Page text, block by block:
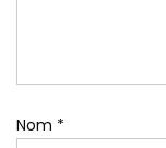
Nom *